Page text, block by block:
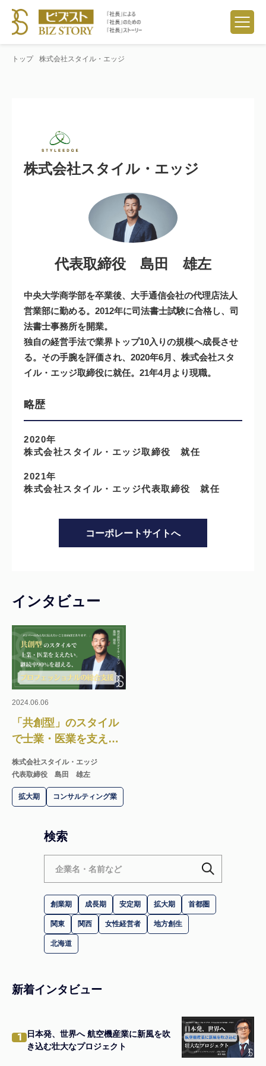
トップ 株式会社スタイル・エッジ
株式会社スタイル・エッジ
代表取締役 島田 雄左
中央大学商学部を卒業後、大手通信会社の代理店法人
営業部に勤める。2012年に司法書士試験に合格し、司
法書士事務所を開業。
独自の経営手法で業界トップ10入りの規模へ成長させ
る。その手腕を評価され、2020年6月、株式会社スタ
イル・エッジ取締役に就任。21年4月より現職。
略歴
2020年
株式会社スタイル・エッジ取締役 就任
2021年
株式会社スタイル・エッジ代表取締役 就任
コーポレートサイトへ
インタビュー
2024.06.06
「共創型」のスタイル
で士業・医業を支えた
い。継続率90％を誇る
プロフェッショナルの
総合支援。
株式会社スタイル・エッジ
代表取締役 島田 雄左
拡大期 コンサルティング業
検索
創業期 成長期 安定期 拡大期 首都圏
関東 関西 女性経営者 地方創生
北海道
新着インタビュー
1
日本発、世界へ 航空機産業に新風を吹
き込む壮大なプロジェクト